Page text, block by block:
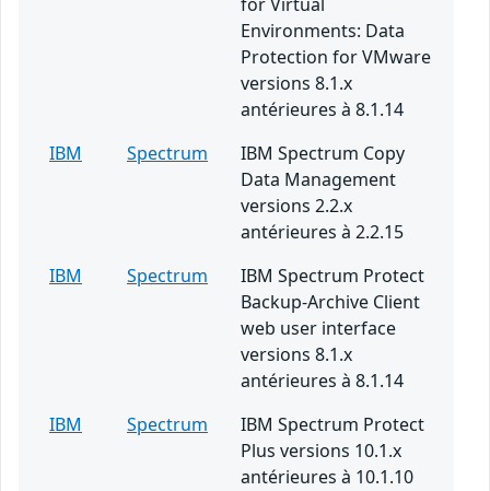
Environments: Data
Protection for VMware
versions 8.1.x
antérieures à 8.1.14
IBM
Spectrum
IBM Spectrum Copy
Data Management
versions 2.2.x
antérieures à 2.2.15
IBM
Spectrum
IBM Spectrum Protect
Backup-Archive Client
web user interface
versions 8.1.x
antérieures à 8.1.14
IBM
Spectrum
IBM Spectrum Protect
Plus versions 10.1.x
antérieures à 10.1.10